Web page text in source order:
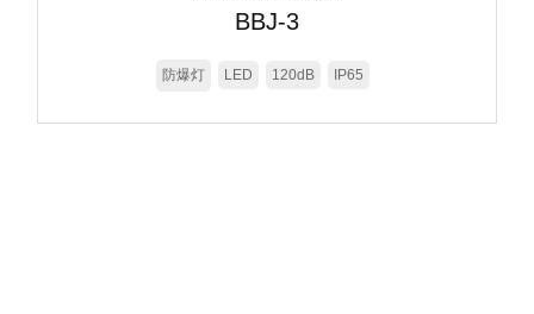
BBJ-3
防爆灯 LED 120dB IP65